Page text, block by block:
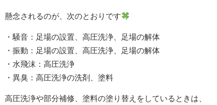
懸念されるのが、次のとおりです
・騒音：足場の設置、高圧洗浄、足場の解体
・振動：足場の設置、高圧洗浄、足場の解体
・水飛沫：高圧洗浄
・異臭：高圧洗浄の洗剤、塗料
高圧洗浄や部分補修、塗料の塗り替えをしているときは、